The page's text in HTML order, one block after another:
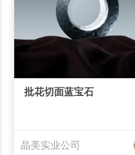
批花切面蓝宝石
晶美实业公司